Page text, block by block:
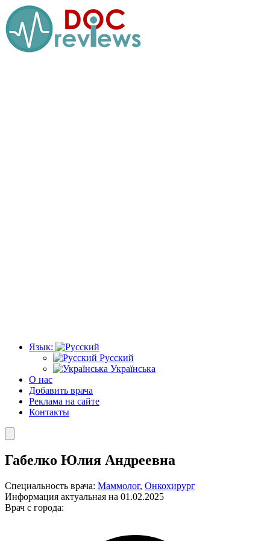
Перейти
к
содержимому
Язык:
Русский
Українська
О нас
Добавить врача
Реклама на сайте
Контакты
Габелко Юлия Андреевна
Специальность врача: Маммолог, Онкохирург
Информация актуальная на 01.02.2025
Врач с города: